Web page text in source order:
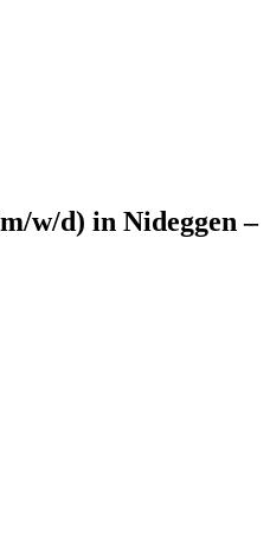
w/d) in Nideggen –